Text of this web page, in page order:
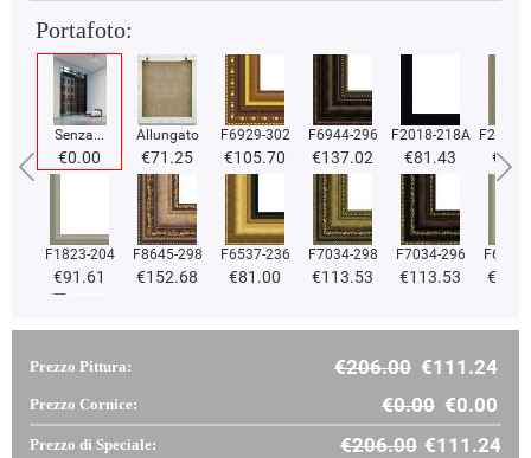
Portafoto:
Senza...
€0.00
Allungato
€71.25
F6929-302
€105.70
F6944-296
€137.02
F2018-218A
€81.43
F2018-
F1823-204
€91.61
F8645-298
€152.68
F6537-236
€81.00
F7034-298
€113.53
F7034-296
€113.53
F2833-204
€97.09
Prezzo Pittura: €206.00 €111.24
Prezzo Cornice: €0.00 €0.00
Prezzo di Speciale: €206.00 €111.24